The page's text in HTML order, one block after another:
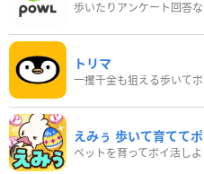
トリマ
一攫千金も狙える歩いて
えみぅ 歩いて育てて